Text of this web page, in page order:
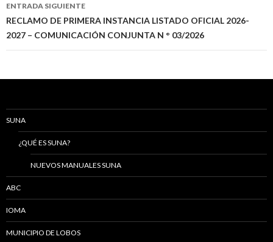
ENTRADA SIGUIENTE
RECLAMO DE PRIMERA INSTANCIA LISTADO OFICIAL 2026-
2027 – COMUNICACIÓN CONJUNTA N ° 03/2026
SUNA
¿QUÉ ES SUNA?
NUEVOS MANUALES SUNA
ABC
IOMA
MUNICIPIO DE LOBOS